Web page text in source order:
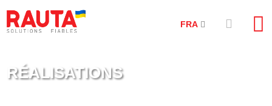
FRA
RÉALISATIONS